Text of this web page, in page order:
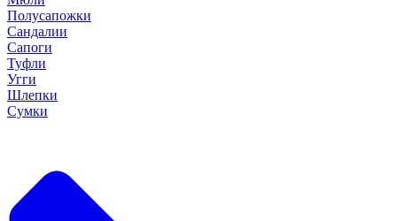
Полусапожки
Сандалии
Сапоги
Туфли
Угги
Шлепки
Сумки